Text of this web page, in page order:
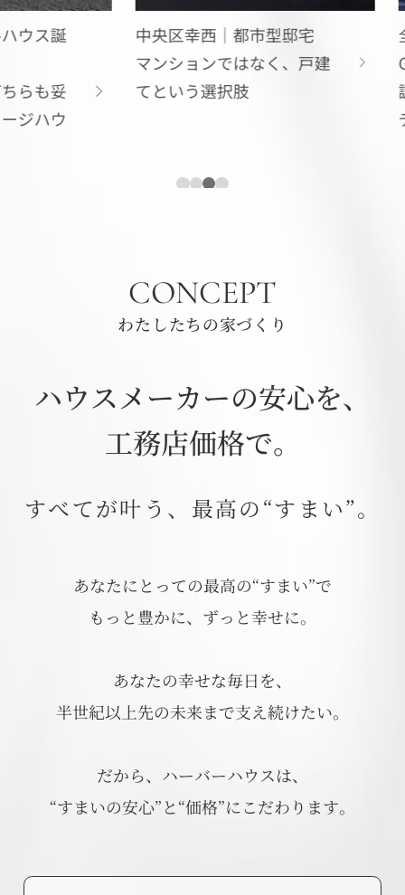
中央区幸西｜都市型邸宅
マンションではなく、戸建
てという選択肢
全国
調和
1234
CONCEPT
わたしたちの家づくり
ハウスメーカーの安心を、
工務店価格で。
すべてが叶う、最高の“すまい”。
あなたにとっての最高の“すまい”で
もっと豊かに、ずっと幸せに。
あなたの幸せな毎日を、
半世紀以上先の未来まで支え続けたい。
だから、ハーバーハウスは、
“すまいの安心”と“価格”にこだわります。